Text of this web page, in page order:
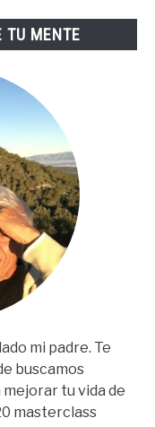
TU MENTE
mi padre. Te
buscamos
tu vida de
masterclass